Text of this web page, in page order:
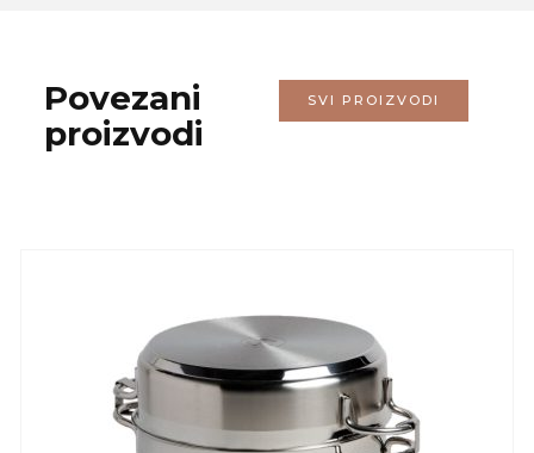
Povezani
proizvodi
SVI PROIZVODI